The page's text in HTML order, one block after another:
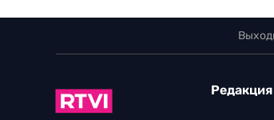
Редакция